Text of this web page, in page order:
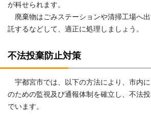
が科せられます。
廃棄物はごみステーションや清掃工場へ
託するなどして、適正に処理しましょう。
不法投棄防止対策
宇都宮市では、以下の方法により、市内
のための監視及び通報体制を確立し、不法
でいます。